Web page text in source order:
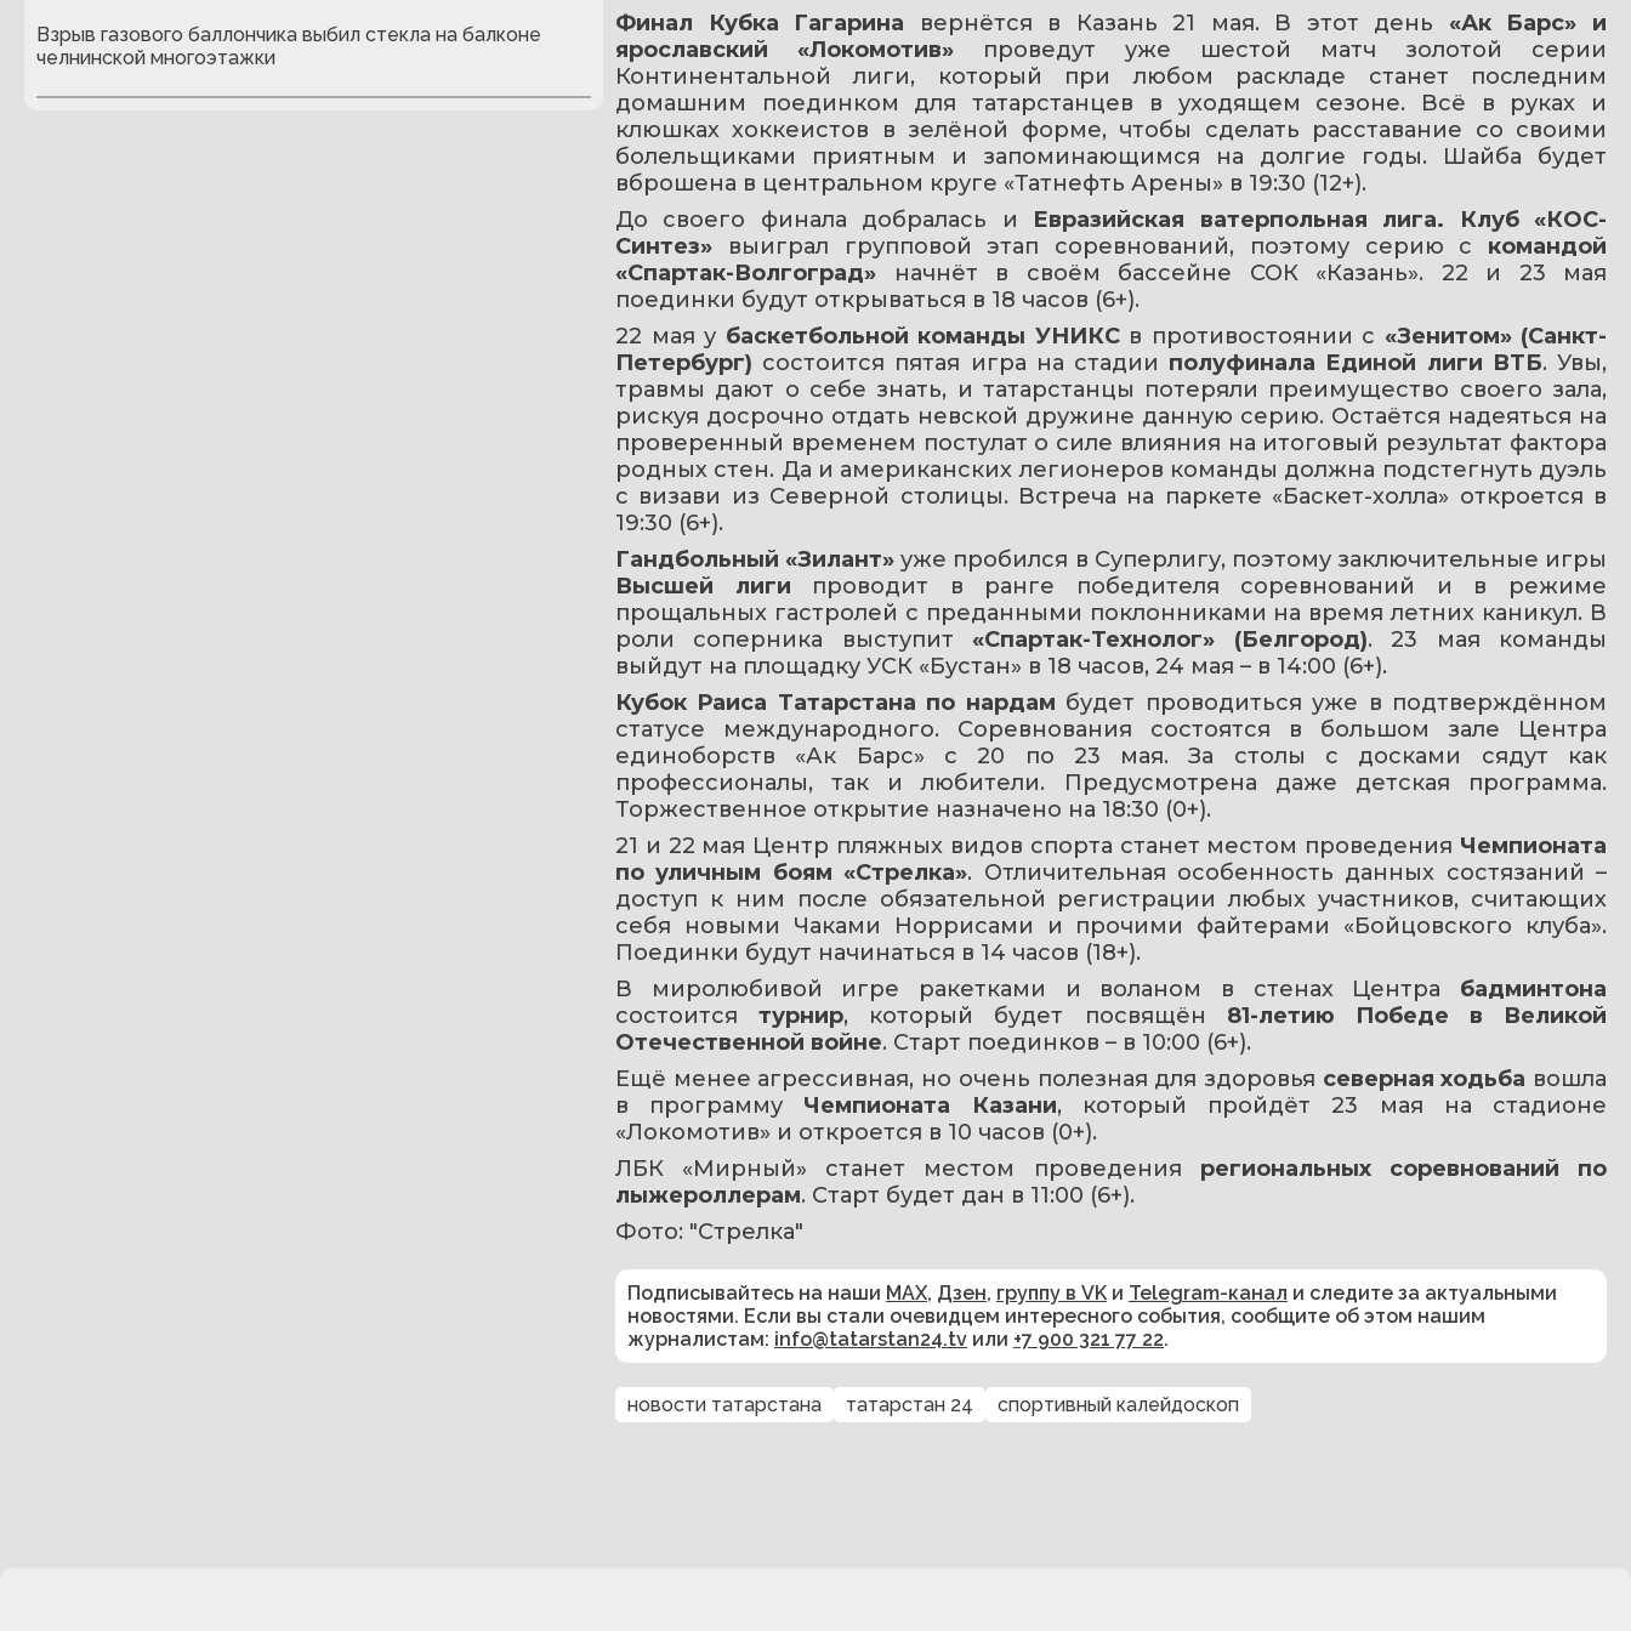
Взрыв газового баллончика выбил стекла на балконе
челнинской многоэтажки
Финал Кубка Гагарина вернётся в Казань 21 мая. В этот день «Ак Барс» и
ярославский «Локомотив» проведут уже шестой матч золотой серии
Континентальной лиги, который при любом раскладе станет последним
домашним поединком для татарстанцев в уходящем сезоне. Всё в руках и
клюшках хоккеистов в зелёной форме, чтобы сделать расставание со своими
болельщиками приятным и запоминающимся на долгие годы. Шайба будет
вброшена в центральном круге «Татнефть Арены» в 19:30 (12+).
До своего финала добралась и Евразийская ватерпольная лига. Клуб «КОС-
Синтез» выиграл групповой этап соревнований, поэтому серию с командой
«Спартак-Волгоград»
начнёт в своём бассейне СОК «Казань». 22 и 23 мая
поединки будут открываться в 18 часов (6+).
22 мая у баскетбольной команды УНИКС в противостоянии с «Зенитом» (Санкт-
Петербург) состоится пятая игра на стадии полуфинала Единой лиги ВТБ. Увы,
травмы дают о себе знать, и татарстанцы потеряли преимущество своего зала,
рискуя досрочно отдать невской дружине данную серию. Остаётся надеяться на
проверенный временем постулат о силе влияния на итоговый результат фактора
родных стен. Да и американских легионеров команды должна подстегнуть дуэль
с визави из Северной столицы. Встреча на паркете «Баскет-холла» откроется в
19:30 (6+).
Гандбольный «Зилант»
Высшей лиги проводит в ранге победителя соревнований и в режиме
прощальных гастролей с преданными поклонниками на время летних каникул. В
роли соперника выступит «Спартак-Технолог» (Белгород). 23 мая команды
выйдут на площадку УСК «Бустан» в 18 часов, 24 мая – в 14:00 (6+).
Кубок Раиса Татарстана по нардам будет проводиться уже в подтверждённом
статусе международного. Соревнования состоятся в большом зале Центра
единоборств «Ак Барс» с 20 по 23 мая. За столы с досками сядут как
профессионалы, так и любители. Предусмотрена даже детская программа.
Торжественное открытие назначено на 18:30 (0+).
21 и 22 мая Центр пляжных видов спорта станет местом проведения Чемпионата
по уличным боям «Стрелка». Отличительная особенность данных состязаний –
доступ к ним после обязательной регистрации любых участников, считающих
себя новыми Чаками Норрисами и прочими файтерами «Бойцовского клуба».
Поединки будут начинаться в 14 часов (18+).
В миролюбивой игре ракетками и воланом в стенах Центра бадминтона
состоится турнир, который будет посвящён 81-летию Победе в Великой
Отечественной войне. Старт поединков – в 10:00 (6+).
Ещё менее агрессивная, но очень полезная для здоровья северная ходьба вошла
в программу Чемпионата Казани, который пройдёт 23 мая на стадионе
«Локомотив» и откроется в 10 часов (0+).
ЛБК «Мирный» станет местом проведения региональных соревнований по
лыжероллерам. Старт будет дан в 11:00 (6+).
Фото: "Стрелка"
Подписывайтесь на наши MAX, Дзен, группу в VK и Telegram-канал и следите за актуальными
новостями. Если вы стали очевидцем интересного события, сообщите об этом нашим
журналистам: info@tatarstan24.tv или +7 900 321 77 22.
новости татарстана татарстан 24 спортивный калейдоскоп